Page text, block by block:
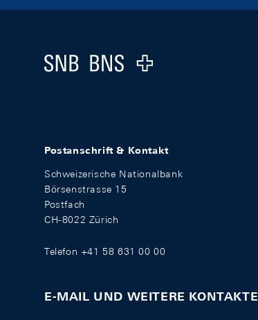
Logo
Postanschrift & Kontakt
Schweizerische Nationalbank
Börsenstrasse 15
Postfach
CH-8022 Zürich
Telefon +41 58 631 00 00
E-MAIL UND WEITERE KONTAKTE